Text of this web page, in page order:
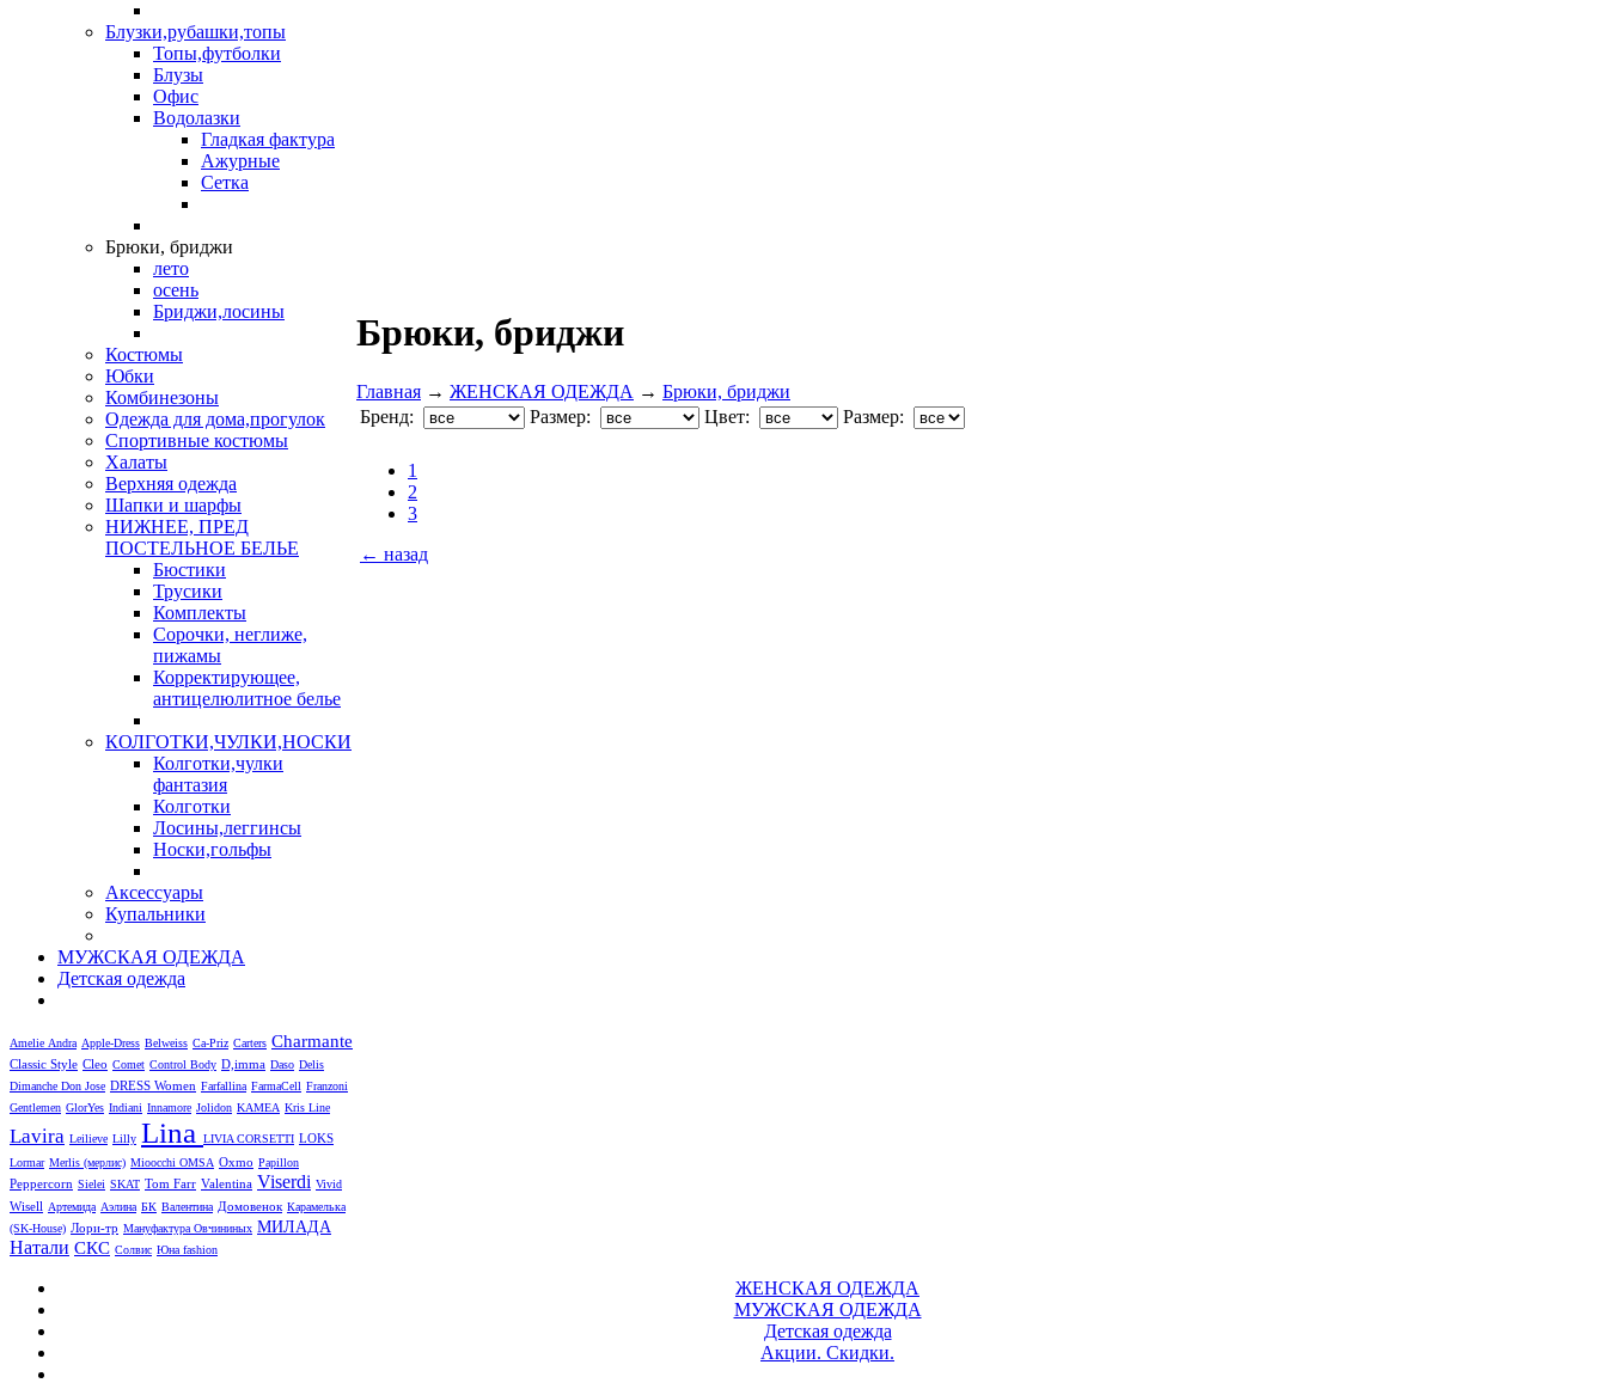
Блузки,рубашки,топы
Топы,футболки
Блузы
Офис
Водолазки
Гладкая фактура
Ажурные
Сетка
Брюки, бриджи
лето
осень
Бриджи,лосины
Костюмы
Юбки
Комбинезоны
Одежда для дома,прогулок
Спортивные костюмы
Халаты
Верхняя одежда
Шапки и шарфы
НИЖНЕЕ, ПРЕД
ПОСТЕЛЬНОЕ БЕЛЬЕ
Бюстики
Трусики
Комплекты
Сорочки, неглиже,
пижамы
Корректирующее,
антицелюлитное белье
КОЛГОТКИ,ЧУЛКИ,НОСКИ
Колготки,чулки
фантазия
Колготки
Лосины,леггинсы
Носки,гольфы
Аксессуары
Купальники
МУЖСКАЯ ОДЕЖДА
Детская одежда
Amelie Andra Apple-Dress Belweiss Ca-Priz Carters Charmante
Classic Style Cleo Comet Control Body D,imma Daso Delis
Dimanche Don Jose DRESS Women Farfallina FarmaCell Franzoni
Gentlemen GlorYes Indiani Innamore Jolidon KAMEA Kris Line
Lavira Leilieve Lilly Lina LIVIA CORSETTI LOKS
Lormar Merlis (мерлис) Mioocchi OMSA Oxmo Papillon
Peppercorn Sielei SKAT Tom Farr Valentina Viserdi Vivid
Wisell Артемида Аэлина БК Валентина Домовенок Карамелька
(SK-House) Лори-тр Мануфактура Овчининых МИЛАДА
Натали СКС Солвис Юна fashion
Брюки, бриджи
Главная → ЖЕНСКАЯ ОДЕЖДА → Брюки, бриджи
Бренд:
Размер: Цвет: Размер:
1
2
3
← назад
ЖЕНСКАЯ ОДЕЖДА
МУЖСКАЯ ОДЕЖДА
Детская одежда
Акции. Скидки.